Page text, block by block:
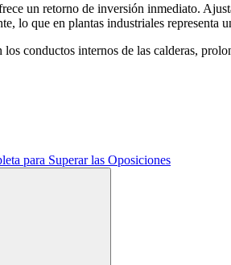
un retorno de inversión inmediato.
lo que en plantas industriales representa
conductos internos de las calderas,
para Superar las Oposiciones